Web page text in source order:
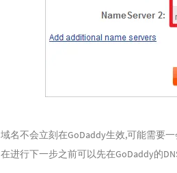
域名不会立刻在GoDaddy生效,可能需要一
在进行下一步之前可以先在GoDaddy的